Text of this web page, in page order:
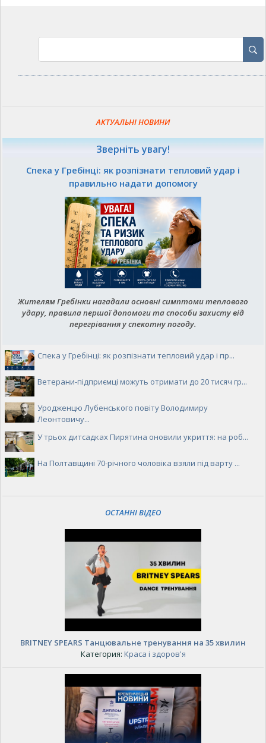
АКТУАЛЬНІ НОВИНИ
Зверніть увагу!
Спека у Гребінці: як розпізнати тепловий удар і
правильно надати допомогу
Жителям Гребінки нагадали основні симптоми теплового
удару, правила першої допомоги та способи захисту від
перегрівання у спекотну погоду.
Спека у Гребінці: як розпізнати тепловий удар і пр...
Ветерани-підприємці можуть отримати до 20 тисяч гр...
Уродженцю Лубенського повіту Володимиру
Леонтовичу...
У трьох дитсадках Пирятина оновили укриття: на роб...
На Полтавщині 70-річного чоловіка взяли під варту ...
ОСТАННІ ВІДЕО
BRITNEY SPEARS Танцювальне тренування на 35 хвилин
Категория: Краса і здоров'я